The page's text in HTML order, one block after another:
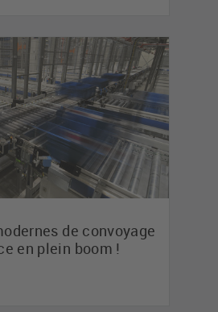
de convoyage
en plein boom !